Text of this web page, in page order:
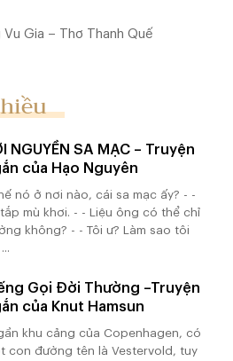
Vu Gia – Thơ Thanh Quế
NGUYỀN SA MẠC – Truyện
của Hạo Nguyên
nó ở nơi nào, cái sa mạc ấy? - -
mù khơi. - - Liệu ông có thể chỉ
không? - - Tôi ư? Làm sao tôi
Gọi Đời Thường –Truyện
của Knut Hamsun
khu cảng của Copenhagen, có
con đường tên là Vestervold, tuy